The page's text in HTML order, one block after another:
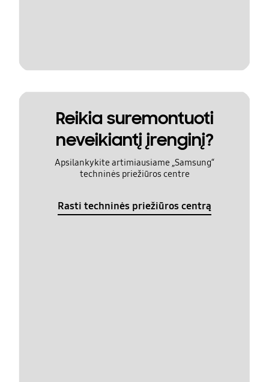
Reikia suremontuoti
neveikiantį įrenginį?
Apsilankykite artimiausiame „Samsung“
techninės priežiūros centre
Rasti techninės priežiūros centrą